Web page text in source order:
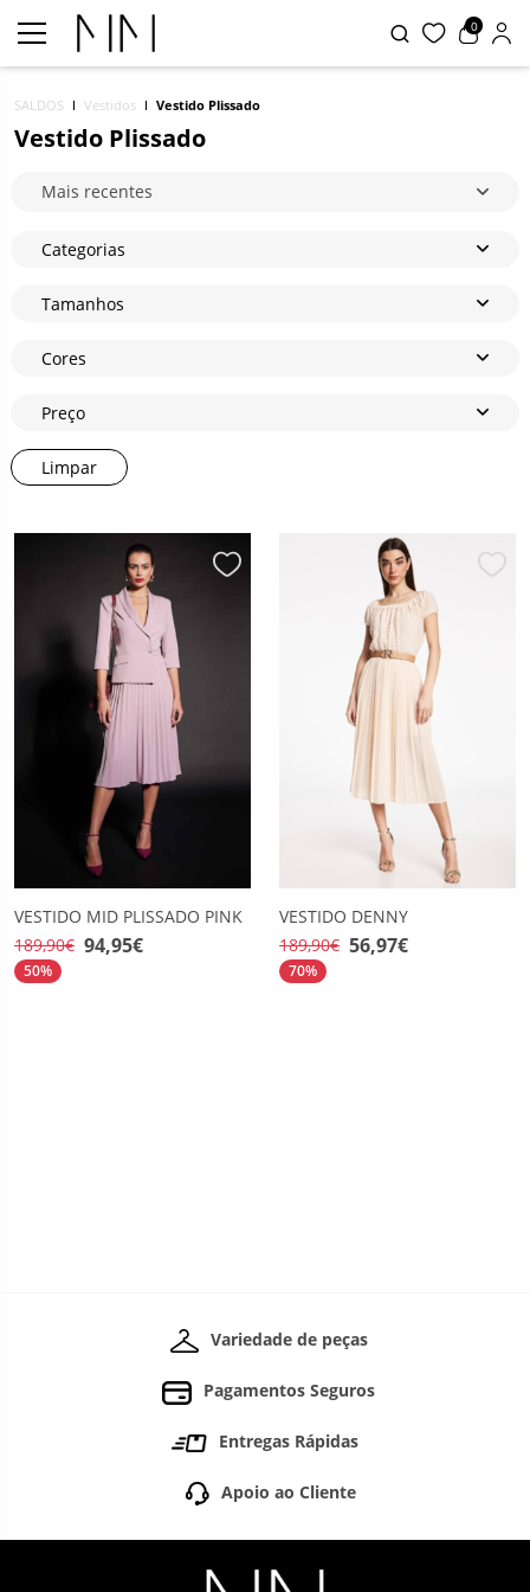
0
SALDOS Vestidos Vestido Plissado
Vestido Plissado
Categorias
Tamanhos
Cores
Preço
Limpar
Mais recentes
VESTIDO MID PLISSADO PINK
189,90€ 94,95€
50%
VESTIDO DENNY
189,90€ 56,97€
70%
Variedade de peças
Pagamentos Seguros
Entregas Rápidas
Apoio ao Cliente